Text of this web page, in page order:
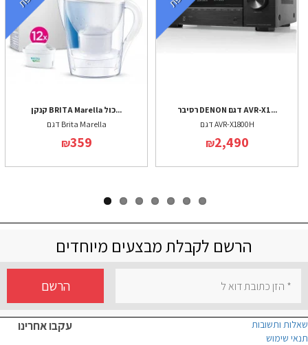
קנקן BRITA Marella כול...
דגם Brita Marella
₪359
רסיבר DENON דגם AVR-X1...
דגם AVR-X1800H
₪2,490
הרשם לקבלת מבצעים מיוחדים
הרשם
עקבו אחרינו
שאלות ותשובות
תנאי שימוש